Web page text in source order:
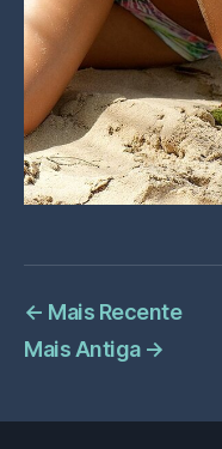
← Mais Recente
Mais Antiga →